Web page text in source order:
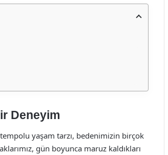
Deneyim
yaşam tarzı, bedenimizin birçok
gün boyunca maruz kaldıkları